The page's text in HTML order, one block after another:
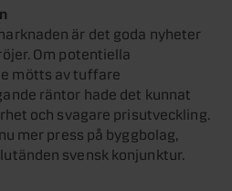
är det goda nyheter
Om potentiella
mötts av tuffare
räntor hade det kunnat
och svagare prisutveckling.
mer press på byggbolag,
svensk konjunktur.